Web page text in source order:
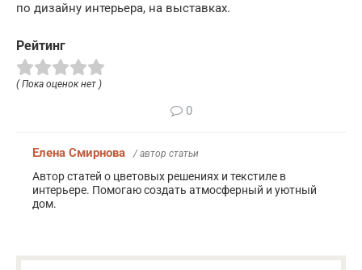
по дизайну интерьера, на выставках.
Рейтинг
( Пока оценок нет )
0
Елена Смирнова / автор статьи
Автор статей о цветовых решениях и текстиле в
интерьере. Помогаю создать атмосферный и уютный
дом.